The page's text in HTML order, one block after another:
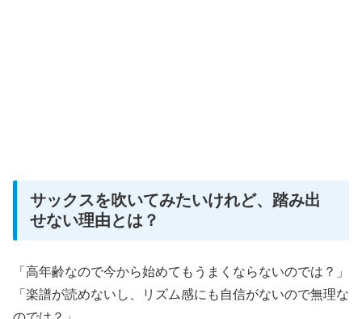
サックスを吹いてみたいけれど、踏み出
せない理由とは？
「高年齢なので今から始めてもうまくならないのでは？」
「楽譜が読めないし、リズム感にも自信がないので無理な